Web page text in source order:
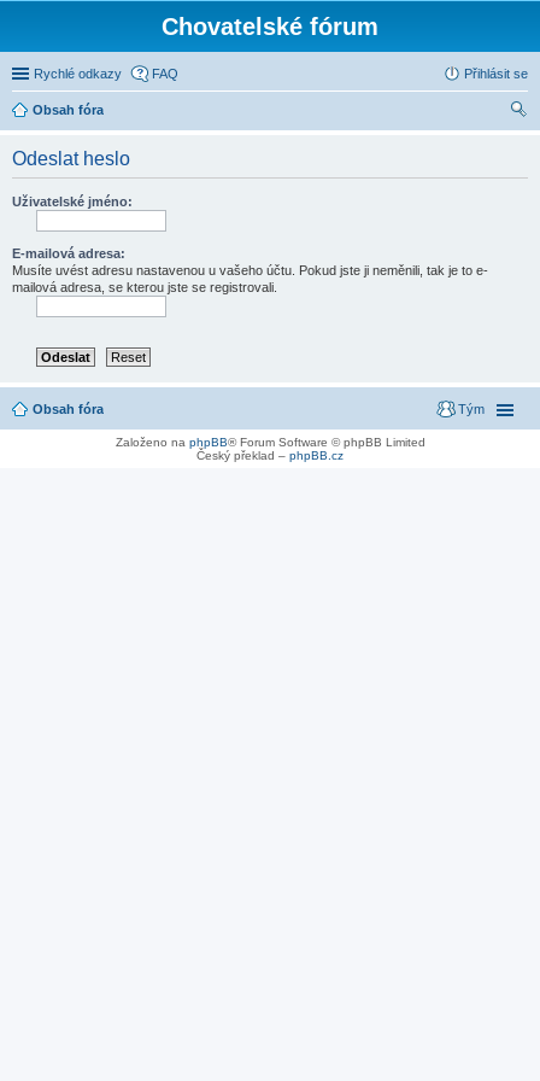
Chovatelské fórum
Rychlé odkazy FAQ Přihlásit se
Obsah fóra
Odeslat heslo
Uživatelské jméno:
E-mailová adresa:
Musíte uvést adresu nastavenou u vašeho účtu. Pokud jste ji neměnili, tak je to e-
mailová adresa, se kterou jste se registrovali.
Obsah fóra Tým
Založeno na phpBB® Forum Software © phpBB Limited
Český překlad – phpBB.cz